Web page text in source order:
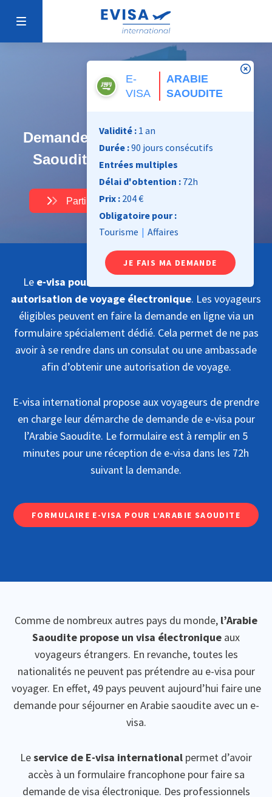
Demande de e-visa pour l’Arabie
Saoudite : formulaire en ligne
Partir en Arabie Saoudite en 72h
Le e-visa pour aller en Arabie Saoudite est une
autorisation de voyage électronique. Les voyageurs
éligibles peuvent en faire la demande en ligne via un
formulaire spécialement dédié. Cela permet de ne pas
avoir à se rendre dans un consulat ou une ambassade
afin d’obtenir une autorisation de voyage.
E-visa international propose aux voyageurs de prendre
en charge leur démarche de demande de e-visa pour
l’Arabie Saoudite. Le formulaire est à remplir en 5
minutes pour une réception de e-visa dans les 72h
suivant la demande.
FORMULAIRE E-VISA POUR L’ARABIE SAOUDITE
Comme de nombreux autres pays du monde, l’Arabie
Saoudite propose un visa électronique aux
voyageurs étrangers. En revanche, toutes les
nationalités ne peuvent pas prétendre au e-visa pour
voyager. En effet, 49 pays peuvent aujourd’hui faire une
demande pour séjourner en Arabie saoudite avec un e-
visa.
Leservice de E-visa international permet d’avoir
accès à un formulaire francophone pour faire sa
demande de visa électronique. Des professionnels
E-
VISA
ARABIE
SAOUDITE
Validité : 1 an
Durée :90 jours consécutifs
Entrées multiples
Délai d'obtention : 72h
Prix : 204 €
Obligatoire pour :
Tourisme | Affaires
JE FAIS MA DEMANDE